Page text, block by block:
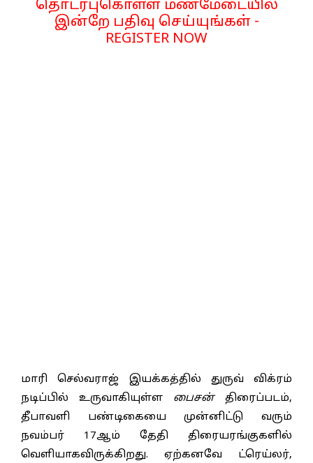
தொடர்புகொள்ள மணமேடையில்
இன்றே பதிவு செய்யுங்கள் -
REGISTER NOW
மாரி செல்வராஜ் இயக்கத்தில் துருவ் விக்ரம்
நடிப்பில் உருவாகியுள்ள பைசன்திரைப்படம்,
தீபாவளி பண்டிகையை முன்னிட்டு வரும்
நவம்பர் 17ஆம் தேதி திரையரங்குகளில்
வெளியாகவிருக்கிறது. ஏற்கனவே ட்ரெய்லர்,